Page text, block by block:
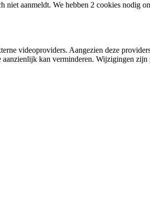
aanmeldt. We hebben 2 cookies nodig
videoproviders. Aangezien deze
kan verminderen. Wijzigingen zijn